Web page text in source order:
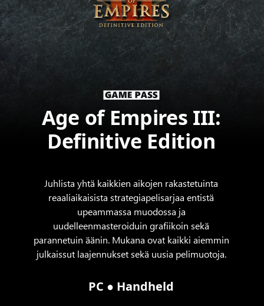
Age of Empires III:
Definitive Edition
Juhlista yhtä kaikkien aikojen rakastetuinta
reaaliaikaisista strategiapelisarjaa entistä
upeammassa muodossa ja
uudelleenmasteroiduin grafiikoin sekä
parannetuin äänin. Mukana ovat kaikki aiemmin
julkaissut laajennukset sekä uusia pelimuotoja.
PC ● Handheld